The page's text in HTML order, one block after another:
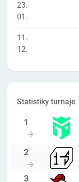
23.
01.
11.
12.
Statistiky turnaje